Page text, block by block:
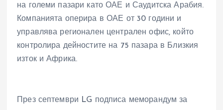
на големи пазари като ОАЕ и Саудитска Арабия.
Компанията оперира в ОАЕ от 30 години и
управлява регионален централен офис, който
контролира дейностите на 75 пазара в Близкия
изток и Африка.
През септември LG подписа меморандум за